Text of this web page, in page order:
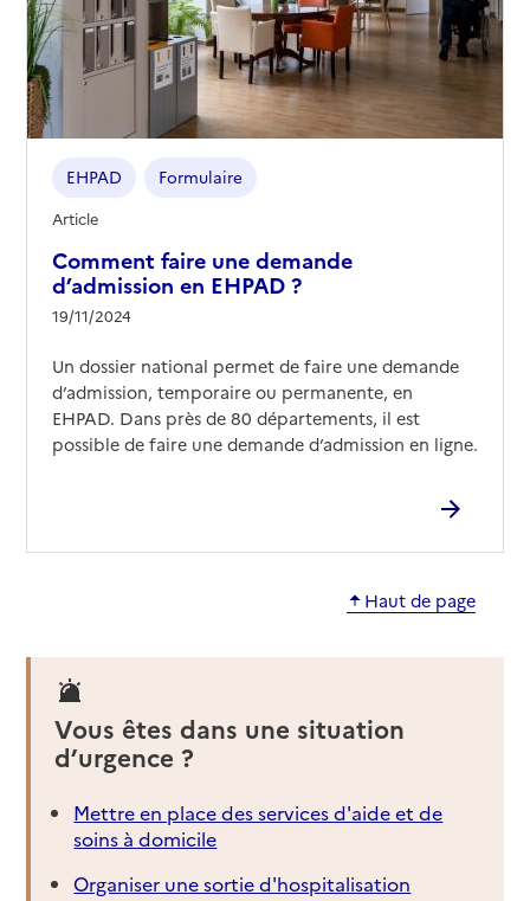
Comment faire une demande
d’admission en EHPAD ?
19/11/2024
EHPAD Formulaire
Article
Un dossier national permet de faire une demande
d’admission, temporaire ou permanente, en
EHPAD. Dans près de 80 départements, il est
possible de faire une demande d’admission en ligne.
Haut de page
Vous êtes dans une situation
d’urgence ?
Mettre en place des services d'aide et de
soins à domicile
Organiser une sortie d'hospitalisation